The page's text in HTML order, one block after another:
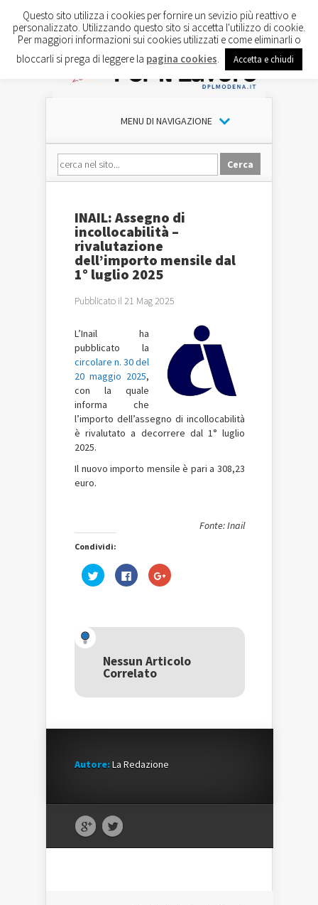
MENU DI NAVIGAZIONE
INAIL: Assegno di
incollocabilità –
rivalutazione
dell’importo mensile dal
1° luglio 2025
Pubblicato il 21 Mag 2025
L’Inail ha
pubblicato la
circolare n. 30 del
20 maggio 2025,
con la quale
informa che
l’importo dell’assegno di incollocabilità
è rivalutato a decorrere dal 1° luglio
2025.
Il nuovo importo mensile è pari a 308,23
euro.
Fonte: Inail
Condividi:
Fai
clic
una
nuova
finestra)
Fai
clic
nuova
finestra)
Fai
clic
una
nuova
Nessun Articolo
Correlato
Autore:La Redazione
Questo sito utilizza i cookies per fornire un sevizio più reattivo e
personalizzato. Utilizzando questo sito si accetta l'utilizzo di cookie.
Per maggiori informazioni sui cookies utilizzati e come eliminarli o
bloccarli si prega di leggere la pagina cookies Accetta e chiudi